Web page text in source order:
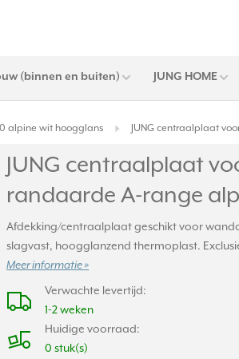
(binnen en buiten) JUNG HOME
alpine wit hoogglans JUNG centraalplaat
JUNG centraalplaat
randaarde A-range
Afdekking/centraalplaat geschikt voor
slagvast, hoogglanzend thermoplast.
Meer informatie »
Verwachte levertijd:
1-2 weken
Huidige voorraad:
0 stuk(s)